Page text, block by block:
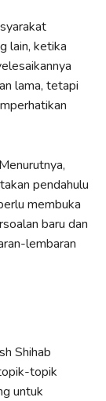
lain, ketika
lama, tetapi
pendahulu
membuka
baru dan
lembaran
Shihab
topik
untuk